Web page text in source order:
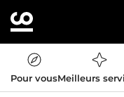
Pour vousMeilleurs